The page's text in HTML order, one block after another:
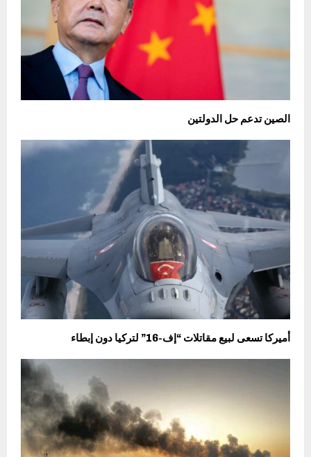
الصين تدعم حل الدولتين
أميركا تسعى لبيع مقاتلات “إف-16” لتركيا دون إبطاء